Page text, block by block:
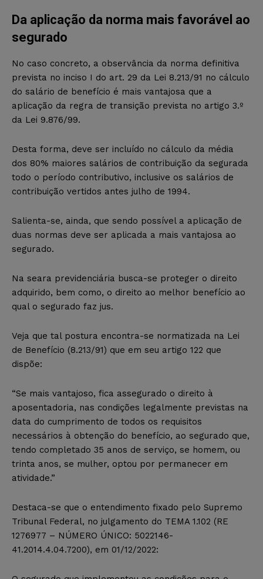
Da aplicação da norma mais favorável ao
segurado
No caso concreto, a observância da norma definitiva
prevista no inciso I do art. 29 da Lei 8.213/91 no cálculo
do salário de benefício é mais vantajosa que a
aplicação da regra de transição prevista no artigo 3.º
da Lei 9.876/99.
Desta forma, deve ser incluído no cálculo da média
dos 80% maiores salários de contribuição da segurada
todo o período contributivo, inclusive os salários de
contribuição vertidos antes julho de 1994.
Salienta-se, ainda, que sendo possível a aplicação de
duas normas deve ser aplicada a mais vantajosa ao
segurado.
Na seara previdenciária busca-se proteger o direito
adquirido, bem como, o direito ao melhor benefício ao
qual o segurado faz jus.
Veja que tal postura encontra-se normatizada na Lei
de Benefício (8.213/91) que em seu artigo 122 que
dispõe:
“Se mais vantajoso, fica assegurado o direito à
aposentadoria, nas condições legalmente previstas na
data do cumprimento de todos os requisitos
necessários à obtenção do benefício, ao segurado que,
tendo completado 35 anos de serviço, se homem, ou
trinta anos, se mulher, optou por permanecer em
atividade.”
Destaca-se que o entendimento fixado pelo Supremo
Tribunal Federal, no julgamento do TEMA 1.102 (RE
1276977 – NÚMERO ÚNICO: 5022146-
41.2014.4.04.7200), em 01/12/2022: